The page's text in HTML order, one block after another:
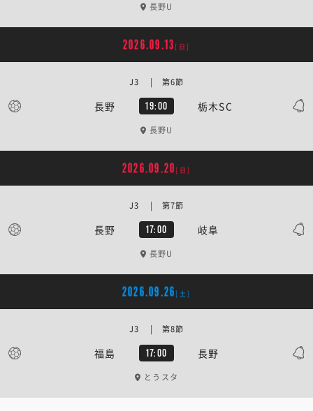
長野U
2026.09.13 [日]
長野 19:00 栃木SC
J3 | 第6節
長野U
2026.09.20 [日]
長野 17:00 岐阜
J3 | 第7節
長野U
2026.09.26 [土]
福島 17:00 長野
J3 | 第8節
とうスタ